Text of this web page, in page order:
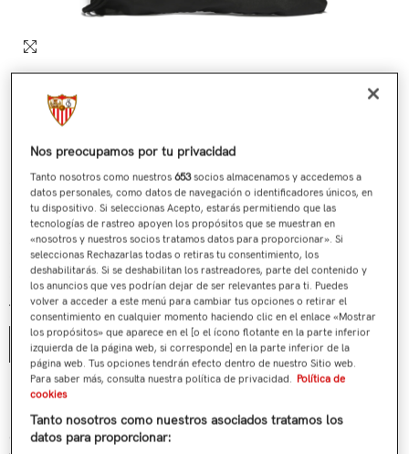
Gymsack Sevilla FC Negra
Precio regular
€19,95
Talla:Única
Única
¿Tienes alguna duda?
Cantidad:
Nos preocupamos por tu privacidad
Tanto nosotros como nuestros653socios almacenamos y accedemos a
datos personales, como datos de navegación o identificadores únicos, en
tu dispositivo. Si seleccionas Acepto, estarás permitiendo que las
tecnologías de rastreo apoyen los propósitos que se muestran en
«nosotros y nuestros socios tratamos datos para proporcionar». Si
seleccionas Rechazarlas todas o retiras tu consentimiento, los
deshabilitarás. Si se deshabilitan los rastreadores, parte del contenido y
los anuncios que ves podrían dejar de ser relevantes para ti. Puedes
volver a acceder a este menú para cambiar tus opciones o retirar el
consentimiento en cualquier momento haciendo clic en el enlace «Mostrar
los propósitos» que aparece en el [o el ícono flotante en la parte inferior
izquierda de la página web, si corresponde] en la parte inferior de la
página web. Tus opciones tendrán efecto dentro de nuestro Sitio web.
Para saber más, consulta nuestra política de privacidad. Política de
cookies
Tanto nosotros como nuestros asociados tratamos los
datos para proporcionar: